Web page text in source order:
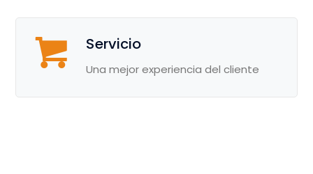
Servicio
Una mejor experiencia del cliente